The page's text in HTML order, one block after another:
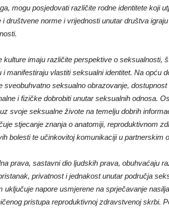
mogu posjedovati različite rodne identitete koji
i društvene norme i vrijednosti unutar društva
kulture imaju različite perspektive o seksualnosti,
i manifestiraju vlastiti seksualni identitet. Na opću
sveobuhvatno seksualno obrazovanje,
i fizičke dobrobiti unutar seksualnih odnosa.
svoje seksualne živote na temelju dobrih
stjecanje znanja o anatomiji, reproduktivnom
bolesti te učinkovitoj komunikaciji u partnerskim
prava, sastavni dio ljudskih prava, obuhvaćaju
privatnost i jednakost unutar područja
uključuje napore usmjerene na sprječavanje
pristupa reproduktivnoj zdravstvenoj skrbi.